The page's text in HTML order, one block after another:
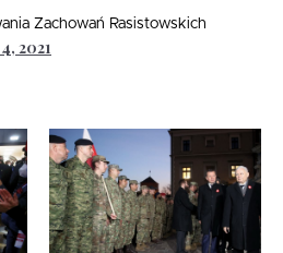
Zachowań Rasistowskich
2021